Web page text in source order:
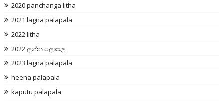
2020 panchanga litha
2021 lagna palapala
2022 litha
2022 ලග්න පලාපල
2023 lagna palapala
heena palapala
kaputu palapala